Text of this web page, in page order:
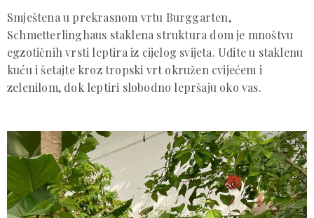
Smještena u prekrasnom vrtu Burggarten,
Schmetterlinghaus staklena struktura dom je mnoštvu
egzotičnih vrsti leptira iz cijelog svijeta. Uđite u staklenu
kuću i šetajte kroz tropski vrt okružen cvijećem i
zelenilom, dok leptiri slobodno lepršaju oko vas.